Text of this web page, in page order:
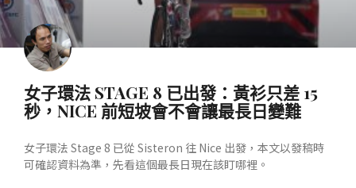
女子環法 STAGE 8 已出發：黃衫只差 15
秒，NICE 前短坡會不會讓最長日變難
女子環法 Stage 8 已從 Sisteron 往 Nice 出發，本文以發稿時
可確認資料為準，先看這個最長日現在該盯哪裡。